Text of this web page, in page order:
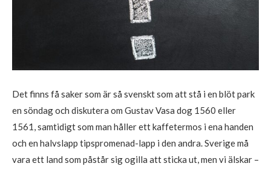
Det finns få saker som är så svenskt som att stå i en blöt park
en söndag och diskutera om Gustav Vasa dog 1560 eller
1561, samtidigt som man håller ett kaffetermos i ena handen
och en halvslapp tipspromenad-lapp i den andra. Sverige må
vara ett land som påstår sig ogilla att sticka ut, men vi älskar –